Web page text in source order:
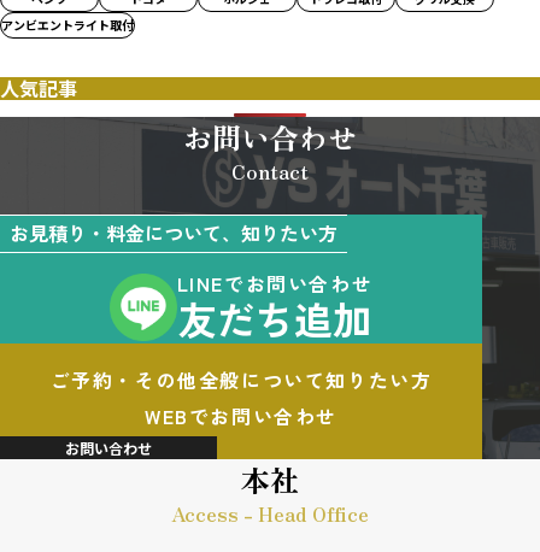
アンビエントライト取付
人気記事
お問い合わせ
Contact
お見積り・料金について、知りたい方
LINEでお問い合わせ
友だち追加
ご予約・その他全般について知りたい方
WEBでお問い合わせ
お問い合わせ
本社
Access - Head Office